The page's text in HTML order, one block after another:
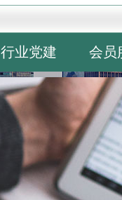
行业党建 会员